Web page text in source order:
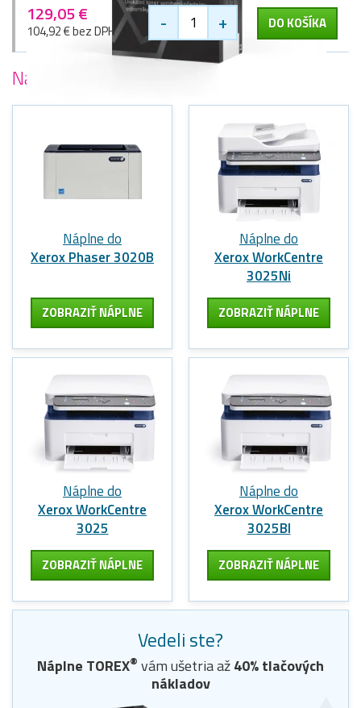
129,05 €
104,92 € bez DPH - + DO KOŠÍKA
Najobľúbenejšie
Náplne do
Xerox Phaser 3020B
ZOBRAZIŤ NÁPLNE
Náplne do
Xerox WorkCentre
3025Ni
ZOBRAZIŤ NÁPLNE
Náplne do
Xerox WorkCentre
3025
ZOBRAZIŤ NÁPLNE
Náplne do
Xerox WorkCentre
3025BI
ZOBRAZIŤ NÁPLNE
Vedeli ste?
Náplne TOREX® vám ušetria až40% tlačových
nákladov